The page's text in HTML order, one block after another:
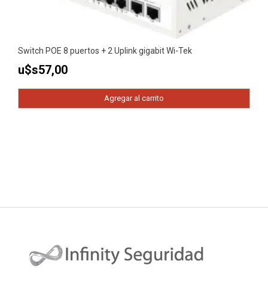
Switch POE 8 puertos + 2 Uplink gigabit Wi-Tek
u$s57,00
Agregar al carrito